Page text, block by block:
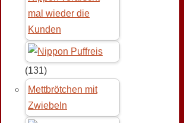
mal wieder die
Kunden
(131)
Mettbrötchen mit
Zwiebeln